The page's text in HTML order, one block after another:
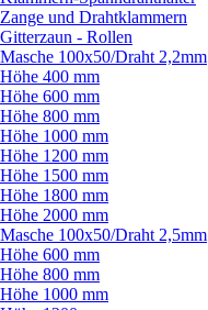
Zange und Drahtklammern
Gitterzaun - Rollen
Masche 100x50/Draht 2,2mm
Höhe 400 mm
Höhe 600 mm
Höhe 800 mm
Höhe 1000 mm
Höhe 1200 mm
Höhe 1500 mm
Höhe 1800 mm
Höhe 2000 mm
Masche 100x50/Draht 2,5mm
Höhe 600 mm
Höhe 800 mm
Höhe 1000 mm